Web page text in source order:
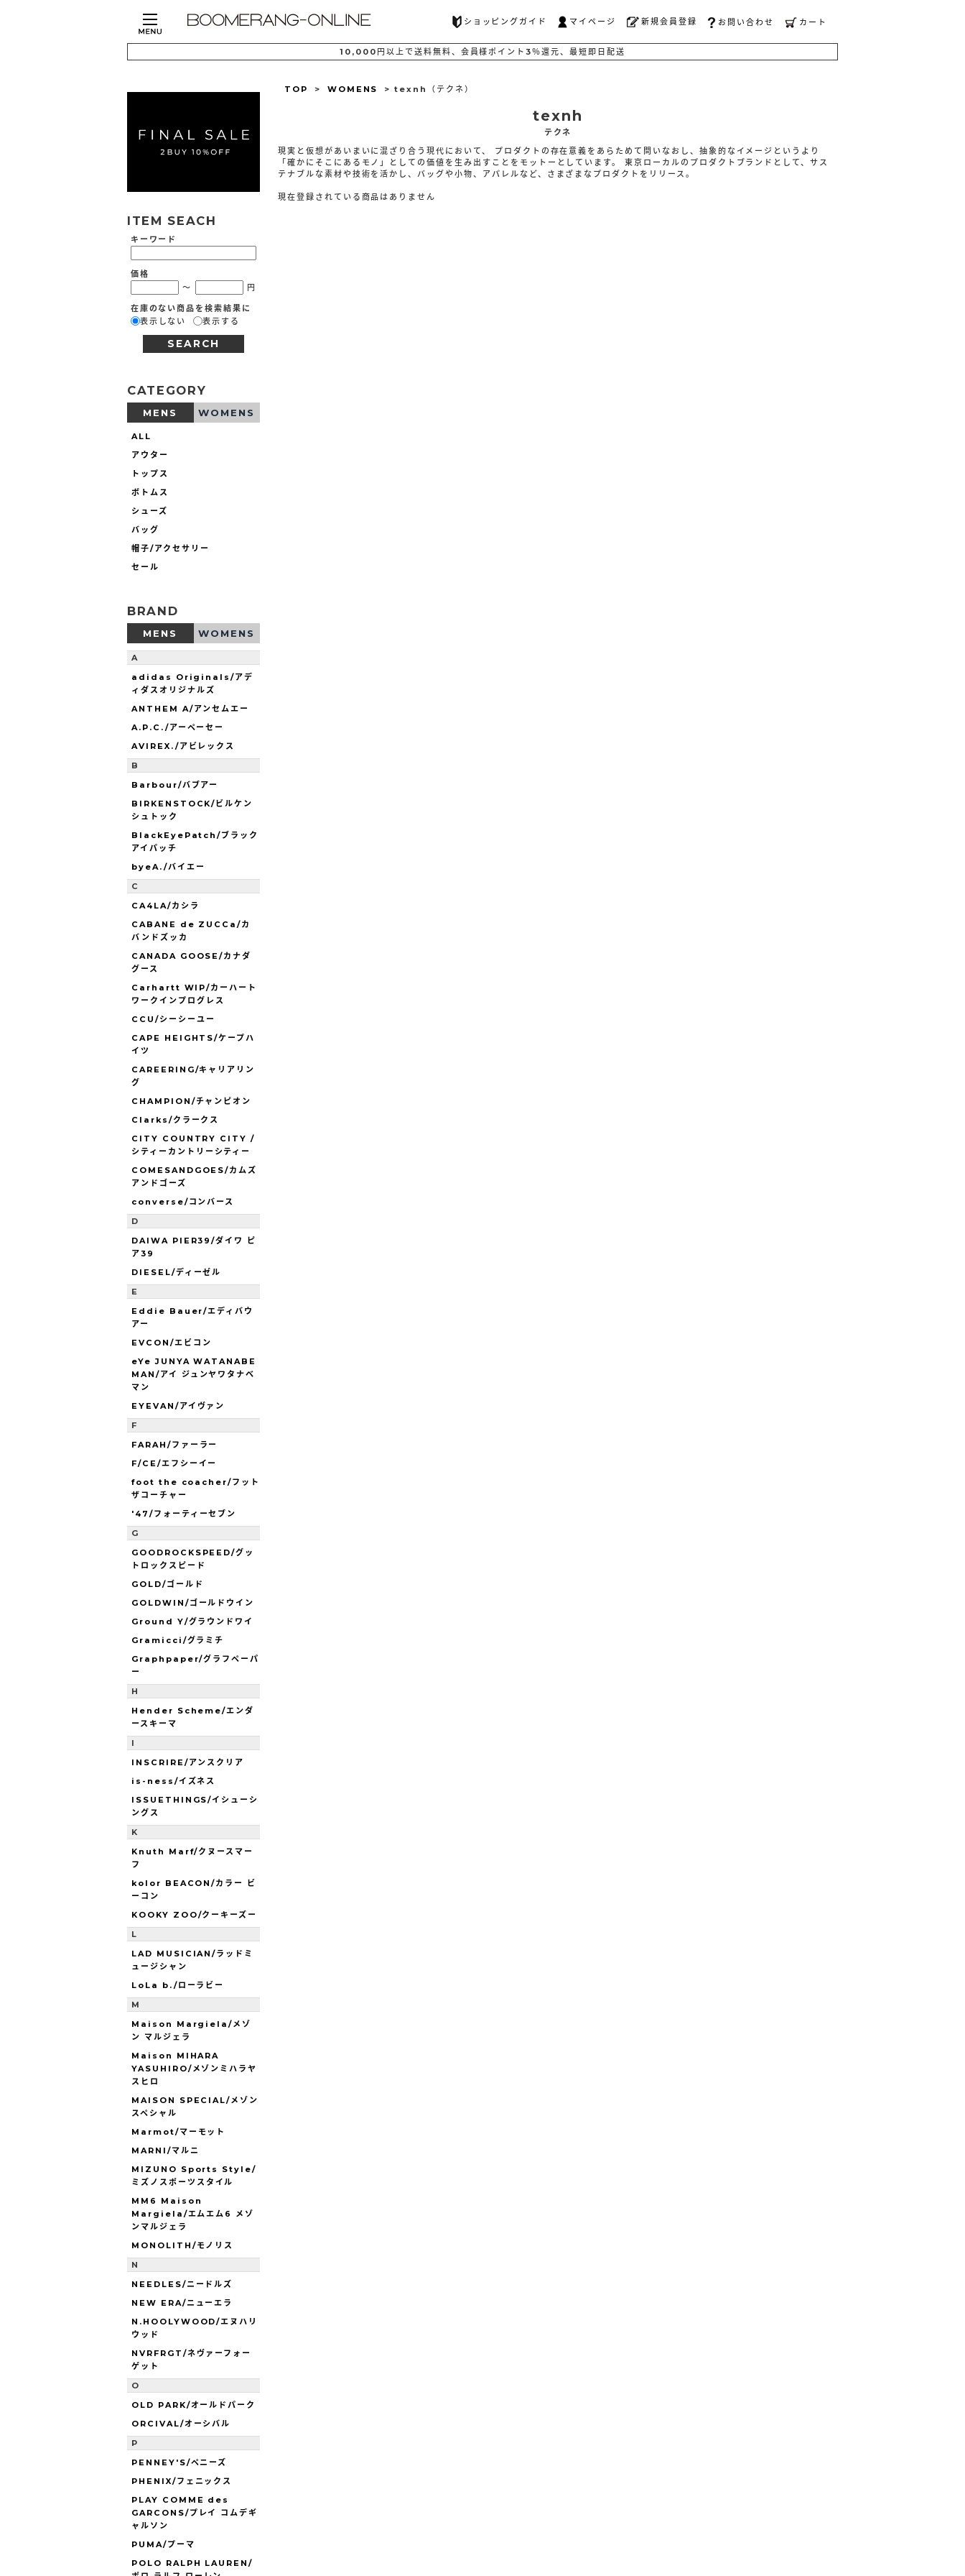
ショッピングガイド マイページ 新規会員登録 お問い合わせ カート
10,000 円以上で 送料無料、 会員様ポイント 3％還元、 最短即日配送
ITEM SEACH
キーワード
価格
～
円
在庫のない商品を検索結果に
表示しない
表示する
SEARCH
CATEGORY
MENS WOMENS
ALL
アウター
トップス
ボトムス
シューズ
バッグ
帽子/アクセサリー
セール
BRAND
MENS WOMENS
A
adidas Originals/アデ
ィダスオリジナルズ
ANTHEM A/アンセムエー
A.P.C./アーペーセー
AVIREX./アビレックス
B
Barbour/バブアー
BIRKENSTOCK/ビルケン
シュトック
BlackEyePatch/ブラック
アイパッチ
byeA./バイエー
C
CA4LA/カシラ
CABANE de ZUCCa/カ
バンドズッカ
CANADA GOOSE/カナダ
グース
Carhartt WIP/カーハート
ワークインプログレス
CCU/シーシーユー
CAPE HEIGHTS/ケープハ
イツ
CAREERING/キャリアリン
グ
CHAMPION/チャンピオン
Clarks/クラークス
CITY COUNTRY CITY /
シティーカントリーシティー
COMESANDGOES/カムズ
アンドゴーズ
converse/コンバース
D
DAIWA PIER39/ダイワ ピ
ア39
DIESEL/ディーゼル
E
Eddie Bauer/エディバウ
アー
EVCON/エビコン
eYe JUNYA WATANABE
MAN/アイ ジュンヤワタナベ
マン
EYEVAN/アイヴァン
F
FARAH/ファーラー
F/CE/エフシーイー
foot the coacher/フット
ザコーチャー
'47/フォーティーセブン
G
GOODROCKSPEED/グッ
トロックスピード
GOLD/ゴールド
GOLDWIN/ゴールドウイン
Ground Y/グラウンドワイ
Gramicci/グラミチ
Graphpaper/グラフペーパ
ー
H
Hender Scheme/エンダ
ースキーマ
I
INSCRIRE/アンスクリア
is-ness/イズネス
ISSUETHINGS/イシューシ
ングス
K
Knuth Marf/クヌースマー
フ
kolor BEACON/カラー ビ
ーコン
KOOKY ZOO/クーキーズー
L
LAD MUSICIAN/ラッドミ
ュージシャン
LoLa b./ローラビー
M
Maison Margiela/メゾ
ン マルジェラ
Maison MIHARA
YASUHIRO/メゾンミハラヤ
スヒロ
MAISON SPECIAL/メゾン
スペシャル
Marmot/マーモット
MARNI/マルニ
MIZUNO Sports Style/
ミズノスポーツスタイル
MM6 Maison
Margiela/エムエム6 メゾ
ンマルジェラ
MONOLITH/モノリス
N
NEEDLES/ニードルズ
NEW ERA/ニューエラ
N.HOOLYWOOD/エヌハリ
ウッド
NVRFRGT/ネヴァーフォー
ゲット
O
OLD PARK/オールドパーク
ORCIVAL/オーシバル
P
PENNEY'S/ペニーズ
PHENIX/フェニックス
PLAY COMME des
GARCONS/プレイ コムデギ
ャルソン
PUMA/プーマ
POLO RALPH LAUREN/
TOP > WOMENS > texnh（テクネ）
texnh
テクネ
現実と仮想があいまいに混ざり合う現代において、 プロダクトの存在意義をあらためて問いなおし、抽象的なイメージというより
「確かにそこにあるモノ」としての価値を生み出すことをモットーとしています。 東京ローカルのプロダクトブランドとして、サス
テナブルな素材や技術を活かし、バッグや小物、アパレルなど、さまざまなプロダクトをリリース。
現在登録されている商品はありません